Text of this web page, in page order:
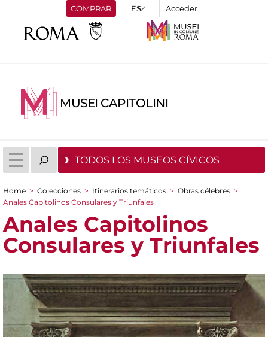
COMPRAR Acceder
MUSEI CAPITOLINI
TODOS LOS MUSEOS CÍVICOS
You are here
Home > Colecciones > Itinerarios temáticos > Obras célebres >
Anales Capitolinos Consulares y Triunfales
Anales Capitolinos
Consulares y Triunfales